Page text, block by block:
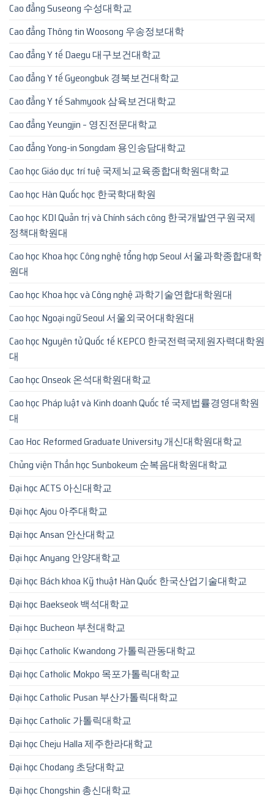
Cao đẳng Suseong 수성대학교
Cao đẳng Thông tin Woosong 우송정보대학
Cao đẳng Y tế Daegu 대구보건대학교
Cao đẳng Y tế Gyeongbuk 경북보건대학교
Cao đẳng Y tế Sahmyook 삼육보건대학교
Cao đẳng Yeungjin – 영진전문대학교
Cao đẳng Yong-in Songdam 용인송담대학교
Cao học Giáo dục trí tuệ 국제뇌교육종합대학원대학교
Cao học Hàn Quốc học 한국학대학원
Cao học KDI Quản trị và Chính sách công 한국개발연구원국제
정책대학원대
Cao học Khoa học Công nghệ tổng hợp Seoul 서울과학종합대학
원대
Cao học Khoa học và Công nghệ 과학기술연합대학원대
Cao học Ngoại ngữ Seoul 서울외국어대학원대
Cao học Nguyên tử Quốc tế KEPCO 한국전력국제원자력대학원
대
Cao học Onseok 온석대학원대학교
Cao học Pháp luật và Kinh doanh Quốc tế 국제법률경영대학원
대
Cao Hoc Reformed Graduate University 개신대학원대학교
Chủng viện Thần học Sunbokeum 순복음대학원대학교
Đại học ACTS 아신대학교
Đại học Ajou 아주대학교
Đại học Ansan 안산대학교
Đại học Anyang 안양대학교
Đại học Bách khoa Kỹ thuật Hàn Quốc 한국산업기술대학교
Đại học Baekseok 백석대학교
Đại học Bucheon 부천대학교
Đại học Catholic Kwandong 가톨릭관동대학교
Đại học Catholic Mokpo 목포가톨릭대학교
Đại học Catholic Pusan 부산가톨릭대학교
Đại học Catholic 가톨릭대학교
Đại học Cheju Halla 제주한라대학교
Đại học Chodang 초당대학교
Đại học Chongshin 총신대학교